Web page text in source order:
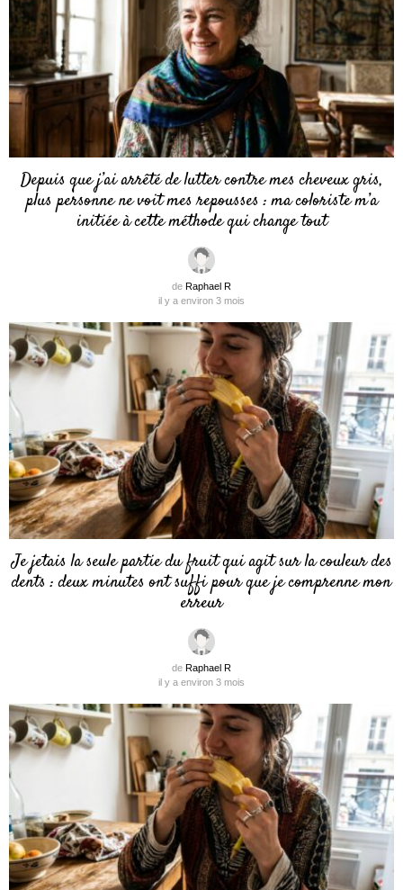
Depuis que j’ai arrêté de lutter contre mes cheveux gris,
plus personne ne voit mes repousses : ma coloriste m’a
initiée à cette méthode qui change tout
de Raphael R
il y a environ 3 mois
Je jetais la seule partie du fruit qui agit sur la couleur des
dents : deux minutes ont suffi pour que je comprenne mon
erreur
de Raphael R
il y a environ 3 mois